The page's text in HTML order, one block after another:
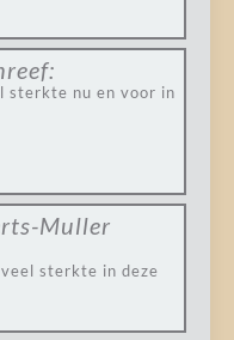
sterkte nu en voor in
Muller
sterkte in deze